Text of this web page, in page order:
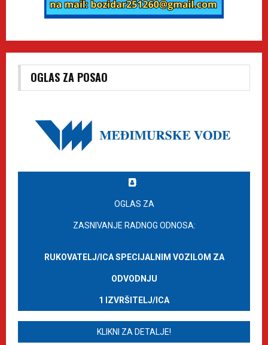
OGLAS ZA POSAO
OGLAS ZA
ZASNIVANJE RADNOG ODNOSA:
RUKOVATELJ/ICA SPECIJALNIM VOZILOM ZA
ODVODNJU
1 IZVRŠITELJ/ICA
KLIKNI ZA DETALJE!